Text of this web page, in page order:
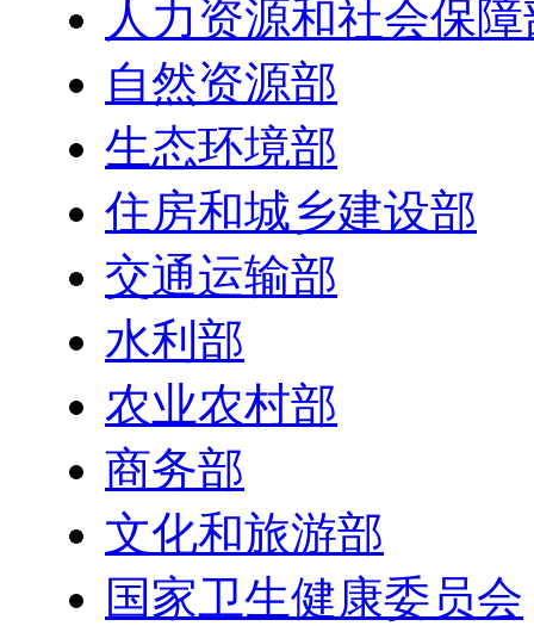
人力资源和社会保
自然资源部
生态环境部
住房和城乡建设部
交通运输部
水利部
农业农村部
商务部
文化和旅游部
国家卫生健康委员会